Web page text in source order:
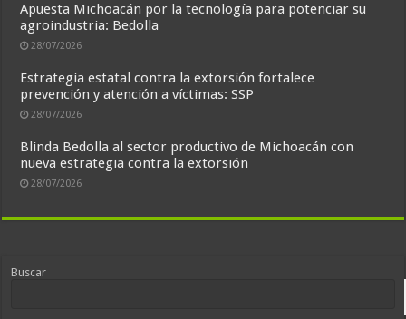
Apuesta Michoacán por la tecnología para potenciar su
agroindustria: Bedolla
28/07/2026
Estrategia estatal contra la extorsión fortalece
prevención y atención a víctimas: SSP
28/07/2026
Blinda Bedolla al sector productivo de Michoacán con
nueva estrategia contra la extorsión
28/07/2026
Buscar